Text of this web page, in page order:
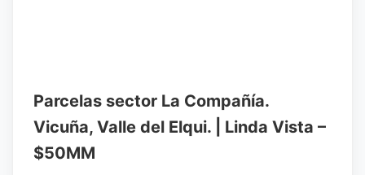
Parcelas sector La Compañía.
Vicuña, Valle del Elqui. | Linda Vista –
$50MM